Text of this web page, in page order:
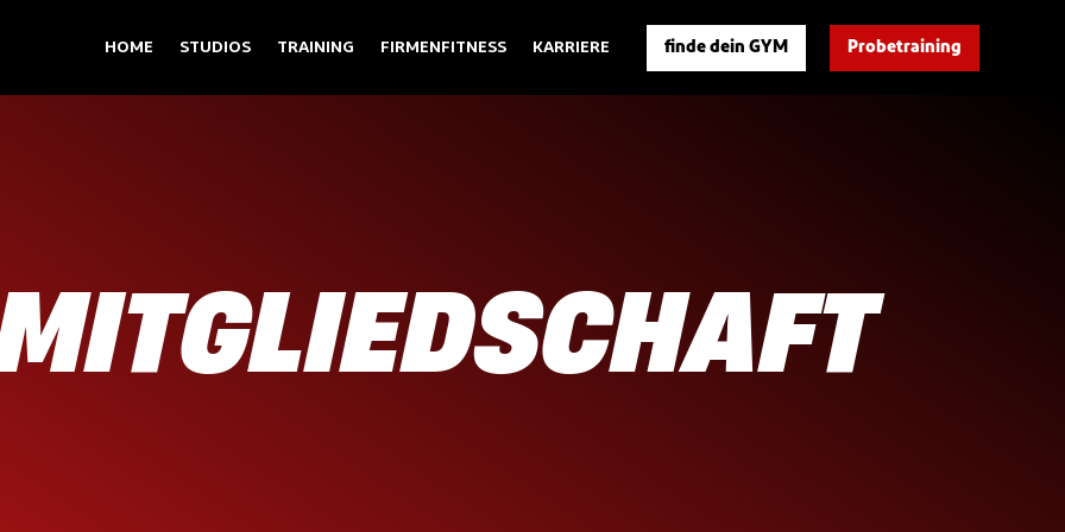
HOME STUDIOS TRAINING FIRMENFITNESS KARRIERE finde dein GYM Probetraining